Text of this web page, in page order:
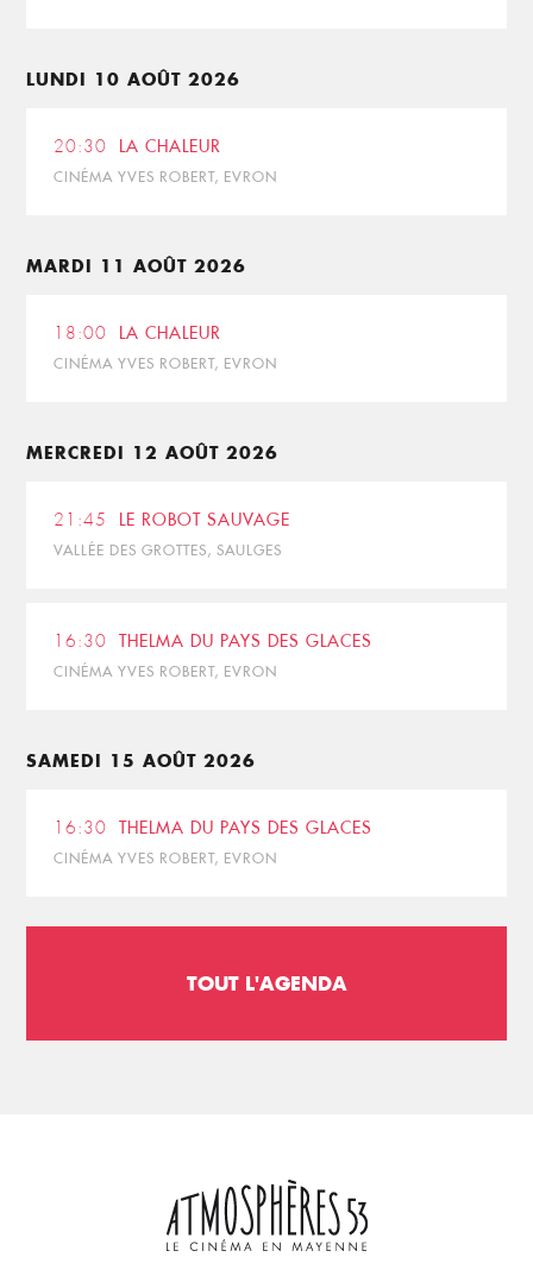
LUNDI 10 AOÛT 2026
20:30 LA CHALEUR
CINÉMA YVES ROBERT, EVRON
MARDI 11 AOÛT 2026
18:00 LA CHALEUR
CINÉMA YVES ROBERT, EVRON
MERCREDI 12 AOÛT 2026
21:45 LE ROBOT SAUVAGE
VALLÉE DES GROTTES, SAULGES
16:30 THELMA DU PAYS DES GLACES
CINÉMA YVES ROBERT, EVRON
SAMEDI 15 AOÛT 2026
16:30 THELMA DU PAYS DES GLACES
CINÉMA YVES ROBERT, EVRON
TOUT L'AGENDA